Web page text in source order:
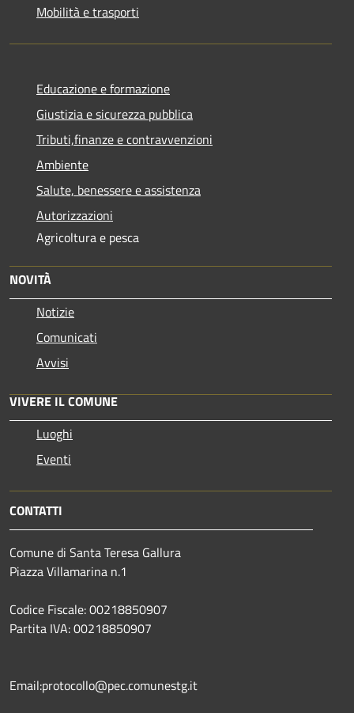
Mobilità e trasporti
Educazione e formazione
Giustizia e sicurezza pubblica
Tributi,finanze e contravvenzioni
Ambiente
Salute, benessere e assistenza
Autorizzazioni
Agricoltura e pesca
NOVITÀ
Notizie
Comunicati
Avvisi
VIVERE IL COMUNE
Luoghi
Eventi
CONTATTI
Comune di Santa Teresa Gallura
Piazza Villamarina n.1
Codice Fiscale: 00218850907
Partita IVA: 00218850907
Email:protocollo@pec.comunestg.it